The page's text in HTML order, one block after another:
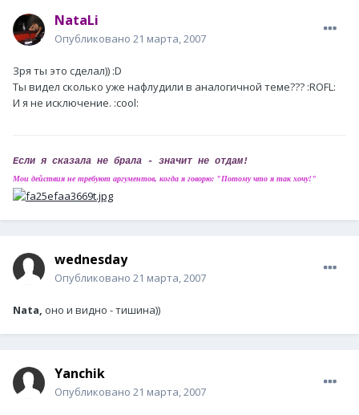
NataLi
Опубликовано 21 марта, 2007
Зря ты это сделал)) :D
Ты видел сколько уже нафлудили в аналогичной теме??? :ROFL:
И я не исключение. :cool:
Если я сказала не брала - значит не отдам!
Мои действия не требуют аргументов, когда я говорю: "Потому что я так хочу!"
wednesday
Опубликовано 21 марта, 2007
Nata, оно и видно - тишина))
Yanchik
Опубликовано 21 марта, 2007